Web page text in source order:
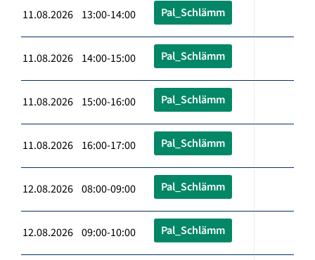
11.08.2026 13:00-14:00 Pal_Schlämm
11.08.2026 14:00-15:00 Pal_Schlämm
11.08.2026 15:00-16:00 Pal_Schlämm
11.08.2026 16:00-17:00 Pal_Schlämm
12.08.2026 08:00-09:00 Pal_Schlämm
12.08.2026 09:00-10:00 Pal_Schlämm